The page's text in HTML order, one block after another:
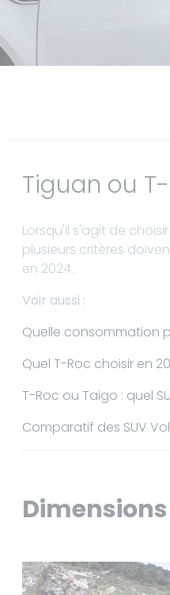
Tiguan ou
Lorsqu'il s'agit de
plusieurs critères
en 2024.
Voir aussi :
Quelle consommation
Quel T-Roc choisir en
T-Roc ou Taigo : quel
Comparatif des SUV